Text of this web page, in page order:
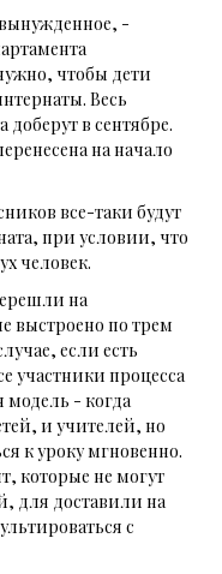
-
чтобы дети
Весь
в сентябре.
на начало
все-таки будут
при условии, что
человек.
на
выстроено по трем
если есть
участники процесса
модель - когда
и учителей, но
к уроку мгновенно.
которые не могут
для доставили на
с